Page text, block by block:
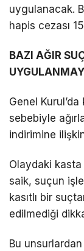
uygulanacak.
hapis cezası
BAZI AĞIR
Genel
sebebiyle
indirimine
Olaydaki kasta
saik, suçun
kasıtlı bir
edilmediği
Bu